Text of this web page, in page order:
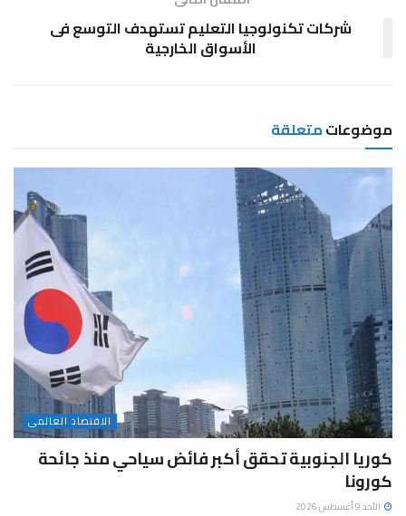
شركات تكنولوجيا التعليم تستهدف التوسع فى
الأسواق الخارجية
موضوعاتمتعلقة
الاقتصاد العالمى
كوريا الجنوبية تحقق أكبر فائض سياحي منذ جائحة
كورونا
الأحد 9 أغسطس 2026